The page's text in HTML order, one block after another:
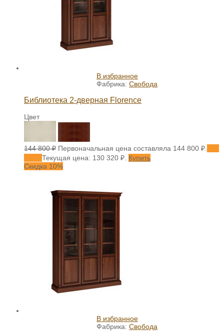
В избранное
Фабрика: Свобода
Библиотека 2-дверная Florence
Цвет
144 800₽ Первоначальная цена составляла 144 800 ₽.
Текущая цена: 130 320 ₽. Купить
Скидка 10%
В избранное
Фабрика: Свобода